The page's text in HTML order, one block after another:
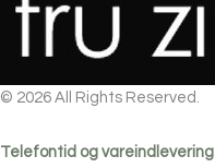
© 2026 All Rights Reserved.
Telefontid og vareindlevering